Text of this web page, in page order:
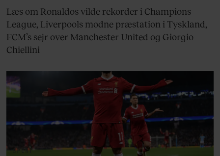
Læs om Ronaldos vilde rekorder i Champions
League, Liverpools modne præstation i Tyskland,
FCM’s sejr over Manchester United og Giorgio
Chiellini
SPORT